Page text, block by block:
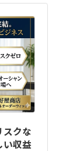
スクな
い収益